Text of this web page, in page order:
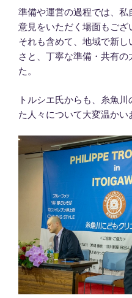
準備や運営の過程では、
意見をいただく場面もござ
それも含めて、地域で新
さと、丁寧な準備・共有
た。
トルシエ氏からも、糸魚
た人々について大変温かい